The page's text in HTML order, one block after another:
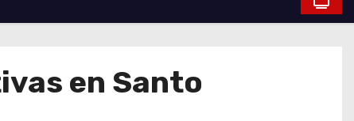
en Santo